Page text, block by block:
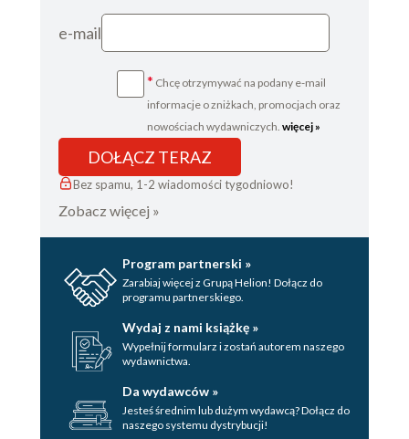
e-mail
* Chcę otrzymywać na podany e-mail
informacje o zniżkach, promocjach oraz
nowościach wydawniczych. więcej »
DOŁĄCZ TERAZ
Bez spamu, 1-2 wiadomości tygodniowo!
Zobacz więcej »
Program partnerski »
Zarabiaj więcej z Grupą Helion! Dołącz do
programu partnerskiego.
Wydaj z nami książkę »
Wypełnij formularz i zostań autorem naszego
wydawnictwa.
Da wydawców »
Jesteś średnim lub dużym wydawcą? Dołącz do
naszego systemu dystrybucji!